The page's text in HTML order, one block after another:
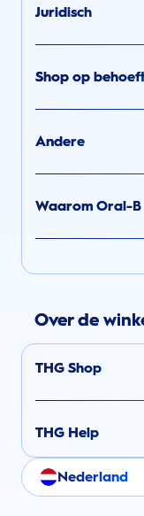
Juridisch
Shop op
Andere
Waarom Oral-B
Over de
THG Shop
THG Help
Nederland